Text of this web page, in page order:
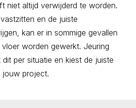
niet altijd verwijderd te worden.
en de juiste
kan er in sommige gevallen
worden gewerkt. Jeuring
per situatie en kiest de juiste
jouw project.